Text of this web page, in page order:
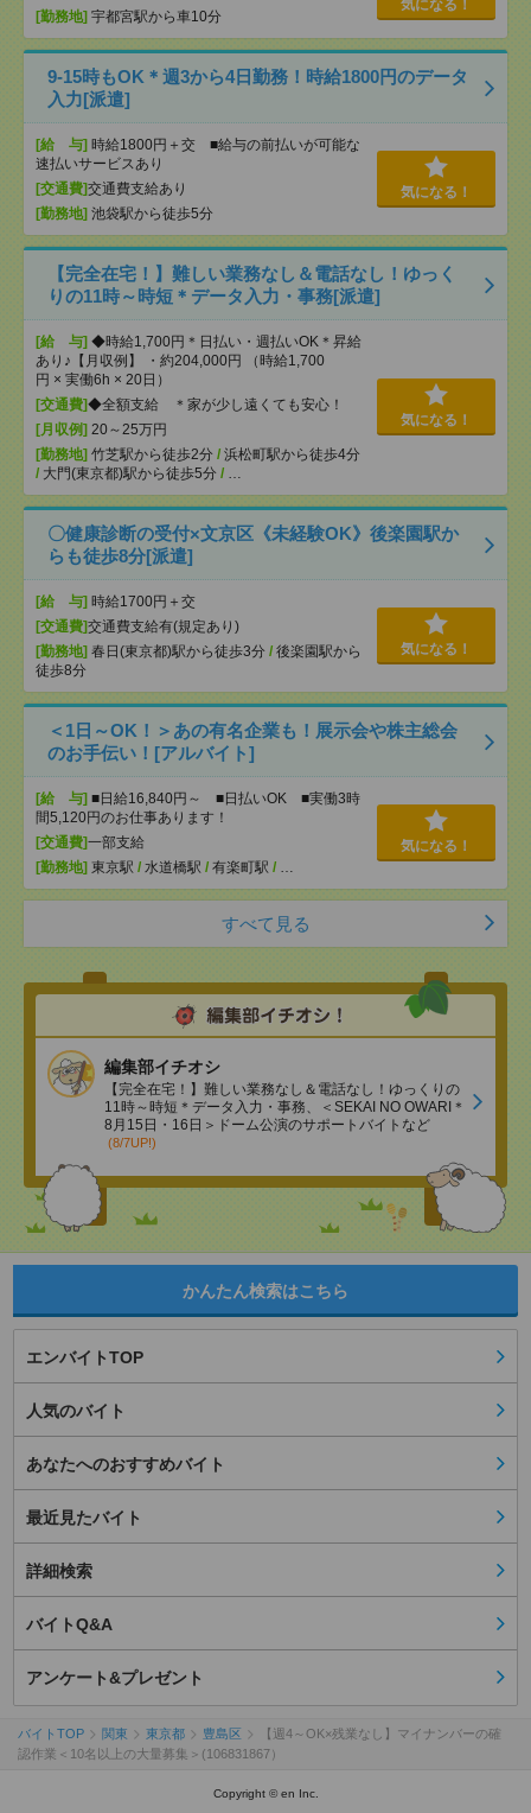
[勤務地] 宇都宮駅から車10分
気になる！
9-15時もOK＊週3から4日勤務！時給1800円のデータ
入力[派遣]
[給 与] 時給1800円＋交 ■給与の前払いが可能な
速払いサービスあり
[交通費]交通費支給あり
[勤務地] 池袋駅から徒歩5分
気になる！
【完全在宅！】難しい業務なし＆電話なし！ゆっく
りの11時～時短＊データ入力・事務[派遣]
[給 与] ◆時給1,700円＊日払い・週払いOK＊昇給
あり♪【月収例】 ・約204,000円 （時給1,700
円 × 実働6h × 20日）
[交通費]◆全額支給 ＊家が少し遠くても安心！
[月収例] 20～25万円
[勤務地] 竹芝駅から徒歩2分 / 浜松町駅から徒歩4分
/ 大門(東京都)駅から徒歩5分 / …
気になる！
〇健康診断の受付×文京区《未経験OK》後楽園駅か
らも徒歩8分[派遣]
[給 与] 時給1700円＋交
[交通費]交通費支給有(規定あり)
[勤務地] 春日(東京都)駅から徒歩3分 / 後楽園駅から
徒歩8分
気になる！
＜1日～OK！＞あの有名企業も！展示会や株主総会
のお手伝い！[アルバイト]
[給 与] ■日給16,840円～ ■日払いOK ■実働3時
間5,120円のお仕事あります！
[交通費]一部支給
[勤務地] 東京駅 / 水道橋駅 / 有楽町駅 / …
気になる！
すべて見る
編集部イチオシ
【完全在宅！】難しい業務なし＆電話なし！ゆっくりの
11時～時短＊データ入力・事務、＜SEKAI NO OWARI＊
8月15日・16日＞ドーム公演のサポートバイトなど
(8/7UP!)
かんたん検索はこちら
エンバイトTOP
人気のバイト
あなたへのおすすめバイト
最近見たバイト
詳細検索
バイトQ&A
アンケート&プレゼント
バイトTOP 関東 東京都 豊島区
【週4～OK×残業なし】マイナンバーの確
認作業＜10名以上の大量募集＞(106831867）
Copyright © en Inc.